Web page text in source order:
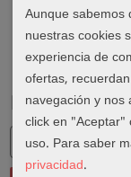
Marcas
Aunque sabemos
nuestras cookies
experiencia de
ofertas,
navegación y
click en "Aceptar"
uso. Para saber
privacidad.